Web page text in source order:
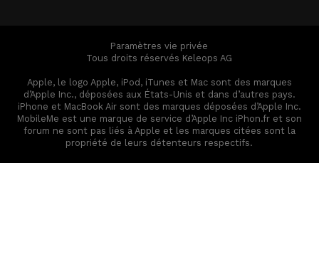
Paramètres vie privée
Tous droits réservés Keleops AG
Apple, le logo Apple, iPod, iTunes et Mac sont des marques
d’Apple Inc., déposées aux États-Unis et dans d’autres pays.
iPhone et MacBook Air sont des marques déposées d’Apple Inc.
MobileMe est une marque de service d’Apple Inc iPhon.fr et son
forum ne sont pas liés à Apple et les marques citées sont la
propriété de leurs détenteurs respectifs.